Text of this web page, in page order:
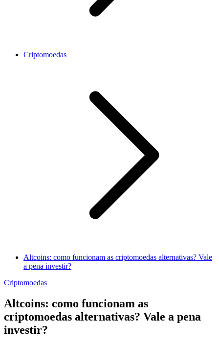
Criptomoedas
Altcoins: como funcionam as criptomoedas alternativas? Vale
a pena investir?
Criptomoedas
Altcoins: como funcionam as
criptomoedas alternativas? Vale a pena
investir?